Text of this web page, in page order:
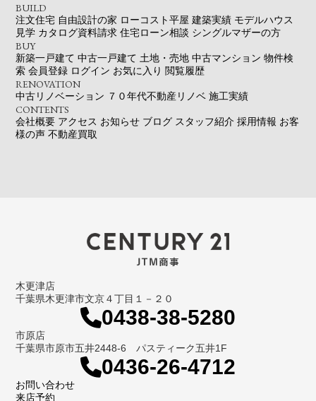
BUILD
注文住宅 自由設計の家 ローコスト平屋 建築実績 モデルハウス
見学 カタログ資料請求 住宅ローン相談 シングルマザーの方
BUY
新築一戸建て 中古一戸建て 土地・売地 中古マンション 物件検
索 会員登録 ログイン お気に入り 閲覧履歴
RENOVATION
中古リノベーション ７０年代不動産リノベ 施工実績
CONTENTS
会社概要 アクセス お知らせ ブログ スタッフ紹介 採用情報 お客
様の声 不動産買取
木更津店
千葉県木更津市文京４丁目１－２０
0438-38-5280
市原店
千葉県市原市五井2448-6 パスティーク五井1F
0436-26-4712
お問い合わせ
来店予約